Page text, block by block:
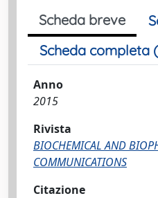
Scheda breve
Scheda completa
Anno
2015
Rivista
BIOCHEMICAL AND
COMMUNICATIONS
Citazione